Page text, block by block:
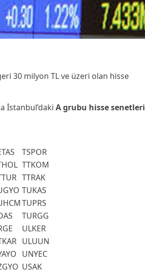
30 milyon TL ve üzeri olan hisse
İstanbul’daki A grubu hisse senetleri
TSPOR
TTKOM
TTRAK
TUKAS
TUPRS
TURGG
ULKER
ULUUN
UNYEC
USAK